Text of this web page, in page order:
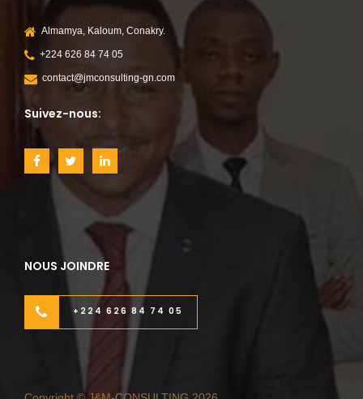
Almamya, Kaloum, Conakry.
+224 626 84 74 05
contact@jmconsulting-gn.com
Suivez-nous:
NOUS JOINDRE
+224 626 84 74 05